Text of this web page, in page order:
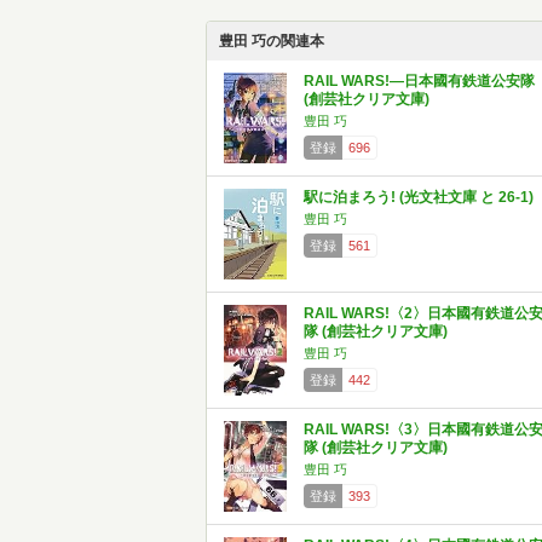
豊田 巧の関連本
RAIL WARS!―日本國有鉄道公安隊
(創芸社クリア文庫)
豊田 巧
登録
696
駅に泊まろう! (光文社文庫 と 26-1)
豊田 巧
登録
561
RAIL WARS!〈2〉日本國有鉄道公安
隊 (創芸社クリア文庫)
豊田 巧
登録
442
RAIL WARS!〈3〉日本國有鉄道公安
隊 (創芸社クリア文庫)
豊田 巧
登録
393